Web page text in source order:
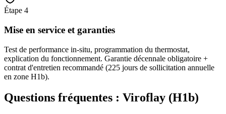
Étape 4
Mise en service et garanties
Test de performance in-situ, programmation du thermostat,
explication du fonctionnement. Garantie décennale obligatoire +
contrat d'entretien recommandé (225 jours de sollicitation annuelle
en zone H1b).
Questions fréquentes : Viroflay (H1b)